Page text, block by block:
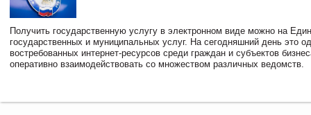
Получить государственную услугу в электронном виде можно на
государственных и муниципальных услуг. На сегодняшний день это
востребованных интернет-ресурсов среди граждан и субъектов
оперативно взаимодействовать со множеством различных ведомств.